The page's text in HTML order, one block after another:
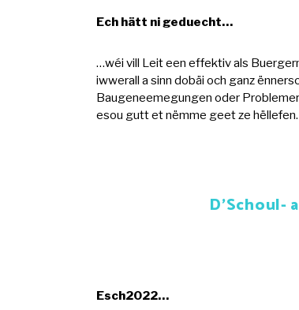
Ech hätt ni geduecht…
…wéi vill Leit een effektiv als
iwwerall a sinn dobäi och ganz
Baugeneemegungen oder
esou gutt et nëmme geet ze
D’Schoul-
Esch2022…